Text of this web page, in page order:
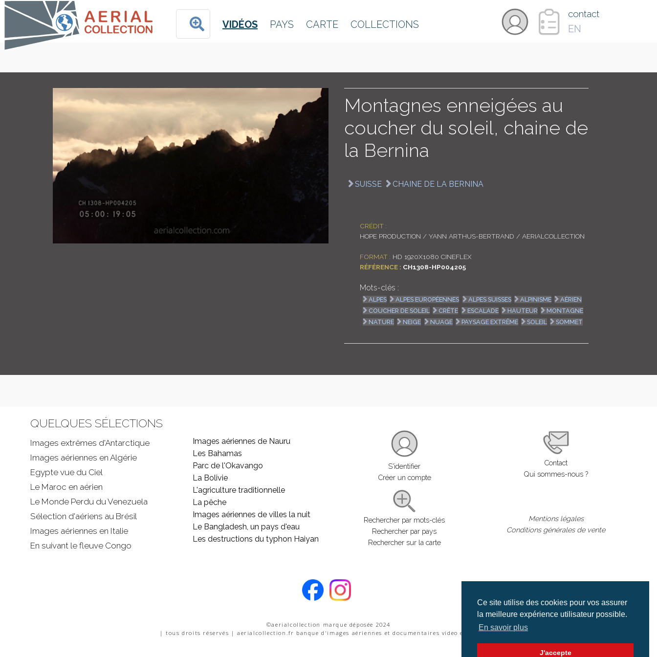
Ce site utilise des cookies pour vos assurer
la meilleure expérience utilisateur possible.
En savoir plus
J'accepte
VIDÉOS PAYS CARTE COLLECTIONS
contact
EN
CARTE
Montagnes enneigées au
coucher du soleil, chaine de
la Bernina
SUISSE CHAINE DE LA BERNINA
CRÉDIT :
HOPE PRODUCTION / YANN ARTHUS-BERTRAND / AERIALCOLLECTION
FORMAT : HD 1920X1080 CINEFLEX
RÉFÉRENCE : CH1308-HP004205
Mots-clés :
ALPES ALPES EUROPÉENNES ALPES SUISSES ALPINISME
AÉRIEN
COUCHER DE SOLEIL
CRÊTE ESCALADE HAUTEUR
MONTAGNE
NATURE
NEIGE NUAGE PAYSAGE EXTRÊME SOLEIL SOMMET
QUELQUES SÉLECTIONS
Images extrêmes d'Antarctique
Images aériennes en Algérie
Egypte vue du Ciel
Le Maroc en aérien
Le Monde Perdu du Venezuela
Sélection d'aériens au Brésil
Images aériennes en Italie
En suivant le fleuve Congo
Images aériennes de Nauru
Les Bahamas
Parc de l'Okavango
La Bolivie
L'agriculture traditionnelle
La pêche
Images aériennes de villes la nuit
Le Bangladesh, un pays d'eau
Les destructions du typhon Haiyan
S'identifier
Créer un compte
Rechercher par mots-clés
Rechercher par pays
Rechercher sur la carte
Contact
Qui sommes-nous ?
Mentions légales
Conditions générales de vente
©aerialcollection marque déposée 2024
| tous droits réservés | aerialcollection.fr banque d'images aériennes et documentaires video et cinéma |